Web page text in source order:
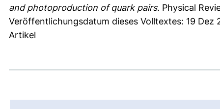
and photoproduction of quark pairs. Physical
Veröffentlichungsdatum dieses Volltextes: 19 Dez
Artikel